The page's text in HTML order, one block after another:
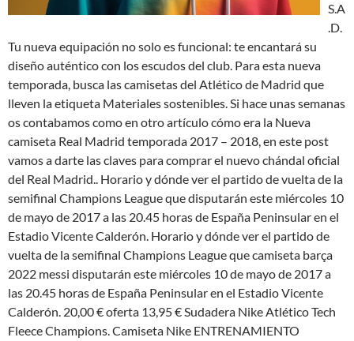
S.A
.D.
Tu nueva equipación no solo es funcional: te encantará su
diseño auténtico con los escudos del club. Para esta nueva
temporada, busca las camisetas del Atlético de Madrid que
lleven la etiqueta Materiales sostenibles. Si hace unas semanas
os contabamos como en otro artículo cómo era la Nueva
camiseta Real Madrid temporada 2017 – 2018, en este post
vamos a darte las claves para comprar el nuevo chándal oficial
del Real Madrid.. Horario y dónde ver el partido de vuelta de la
semifinal Champions League que disputarán este miércoles 10
de mayo de 2017 a las 20.45 horas de España Peninsular en el
Estadio Vicente Calderón. Horario y dónde ver el partido de
vuelta de la semifinal Champions League que camiseta barça
2022 messi disputarán este miércoles 10 de mayo de 2017 a
las 20.45 horas de España Peninsular en el Estadio Vicente
Calderón. 20,00 € oferta 13,95 € Sudadera Nike Atlético Tech
Fleece Champions. Camiseta Nike ENTRENAMIENTO